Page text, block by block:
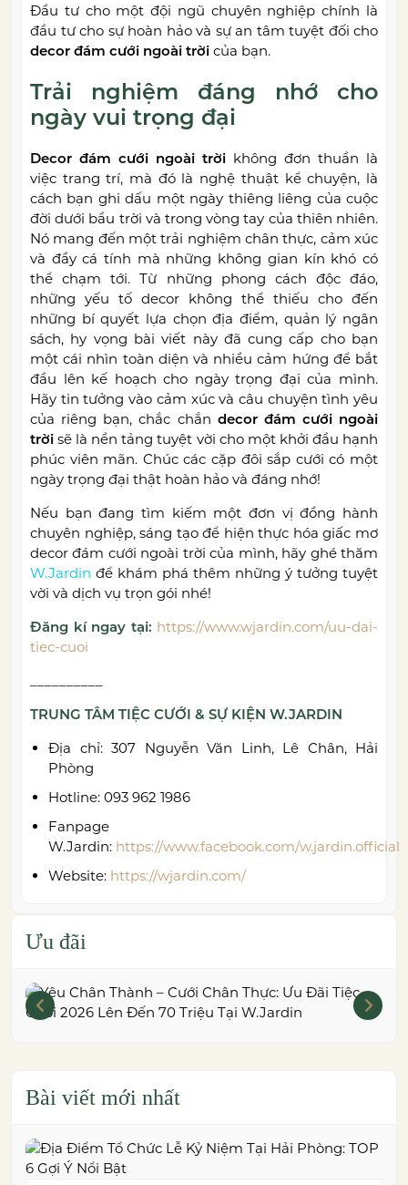
Đầu tư cho một đội ngũ chuyên nghiệp chính là
đầu tư cho sự hoàn hảo và sự an tâm tuyệt đối cho
decor đám cưới ngoài trời của bạn.
Trải nghiệm đáng nhớ cho
ngày vui trọng đại
Decor đám cưới ngoài trời không đơn thuần là
việc trang trí, mà đó là nghệ thuật kể chuyện, là
cách bạn ghi dấu một ngày thiêng liêng của cuộc
đời dưới bầu trời và trong vòng tay của thiên nhiên.
Nó mang đến một trải nghiệm chân thực, cảm xúc
và đầy cá tính mà những không gian kín khó có
thể chạm tới. Từ những phong cách độc đáo,
những yếu tố decor không thể thiếu cho đến
những bí quyết lựa chọn địa điểm, quản lý ngân
sách, hy vọng bài viết này đã cung cấp cho bạn
một cái nhìn toàn diện và nhiều cảm hứng để bắt
đầu lên kế hoạch cho ngày trọng đại của mình.
Hãy tin tưởng vào cảm xúc và câu chuyện tình yêu
của riêng bạn, chắc chắn decor đám cưới ngoài
trời sẽ là nền tảng tuyệt vời cho một khởi đầu hạnh
phúc viên mãn. Chúc các cặp đôi sắp cưới có một
ngày trọng đại thật hoàn hảo và đáng nhớ!
Nếu bạn đang tìm kiếm một đơn vị đồng hành
chuyên nghiệp, sáng tạo để hiện thực hóa giấc mơ
decor đám cưới ngoài trời của mình, hãy ghé thăm
W.Jardin để khám phá thêm những ý tưởng tuyệt
vời và dịch vụ trọn gói nhé!
Đăng kí ngay tại: https://www.wjardin.com/uu-dai-
tiec-cuoi
TRUNG TÂM TIỆC CƯỚI & SỰ KIỆN W.JARDIN
Địa chỉ: 307 Nguyễn Văn Linh, Lê Chân, Hải
Phòng
Hotline: 093 962 1986
Fanpage
W.Jardin: https://www.facebook.com/w.jardin.official
Website: https://wjardin.com/
Ưu đãi
Bài viết mới nhất